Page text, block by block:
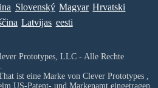
Slovenský Magyar Hrvatski
Latvijas eesti
Prototypes, LLC - Alle Rechte
ist eine Marke von Clever Prototypes ,
US-Patent- und Markenamt eingetragen